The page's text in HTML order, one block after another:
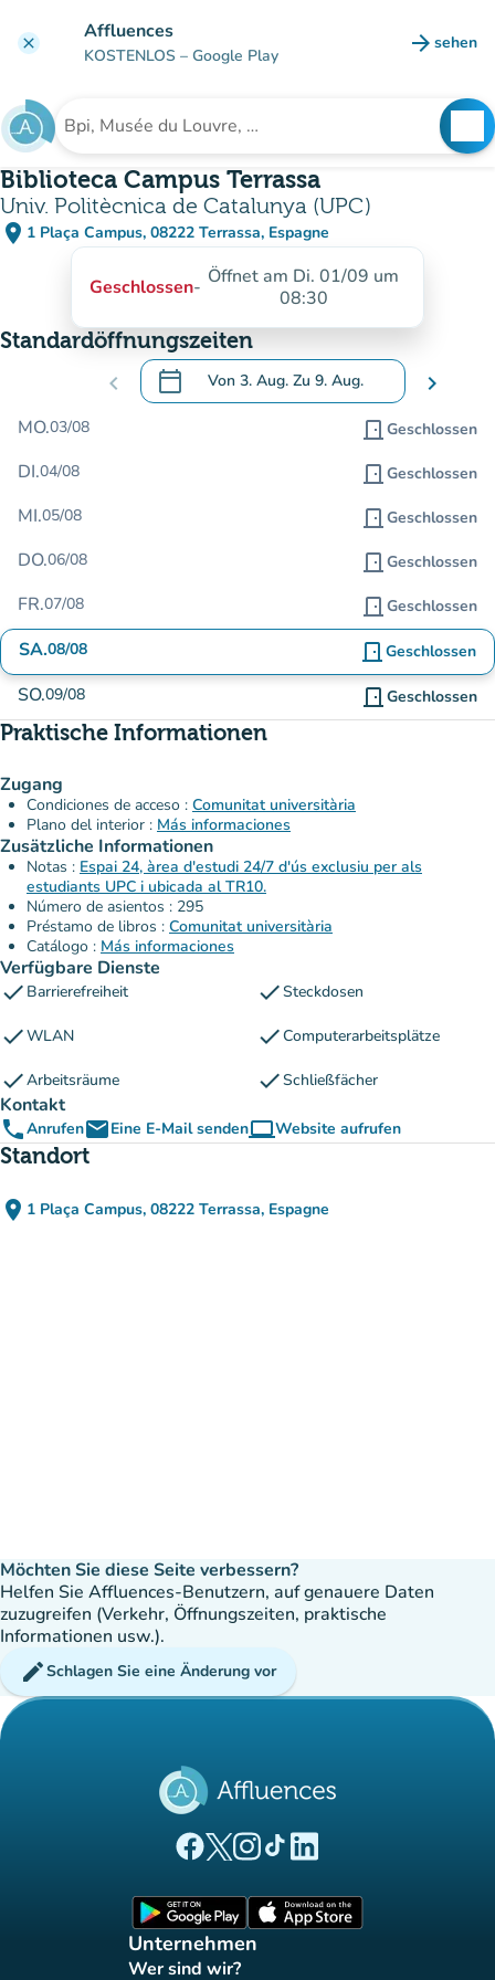
clear Affluences
KOSTENLOS – Google Play arrow_forward sehen
(new
Suche nach einer Einrichtung
Biblioteca Campus Terrassa
Univ. Politècnica de Catalunya (UPC)
place 1 Plaça Campus, 08222 Terrassa, Espagne
(in Google Maps öffnen)
(new tab)
Geschlossen- Öffnet am Di. 01/09 um
08:30
Standardöffnungszeiten
chevron_left calendar_today Von 3. Aug. Zu 9. Aug.
.Öffnen Sie den Kalender, um Daten zu
chevron_right
MO.03/08 door_front Geschlossen
DI.04/08 door_front Geschlossen
MI.05/08 door_front Geschlossen
DO.06/08 door_front Geschlossen
FR.07/08 door_front Geschlossen
SA.08/08 door_front Geschlossen
SO.09/08 door_front Geschlossen
Praktische Informationen
Zugang
Condiciones de acceso : Comunitat universitària
Plano del interior : Más informaciones
Zusätzliche Informationen
Notas : Espai 24, àrea d'estudi 24/7 d'ús exclusiu per als
estudiants UPC i ubicada al TR10.
Número de asientos : 295
Préstamo de libros : Comunitat universitària
Catálogo : Más informaciones
Verfügbare Dienste
check Barrierefreiheit checkSteckdosen
checkWLAN checkComputerarbeitsplätze
checkArbeitsräume checkSchließfächer
Kontakt
phoneAnrufenemailEine E-Mail sendencomputerWebsite aufrufen
(new tab)
Standort
place 1 Plaça Campus, 08222 Terrassa, Espagne
(in Google Maps öffnen)
(new tab)
Möchten Sie diese Seite verbessern?
Helfen Sie Affluences-Benutzern, auf genauere Daten
zuzugreifen (Verkehr, Öffnungszeiten, praktische
Informationen usw.).
editSchlagen Sie eine Änderung vor
(new tab)
(new tab)
(new tab)(new tab)
(new tab)
Unternehmen
Wer sind wir?